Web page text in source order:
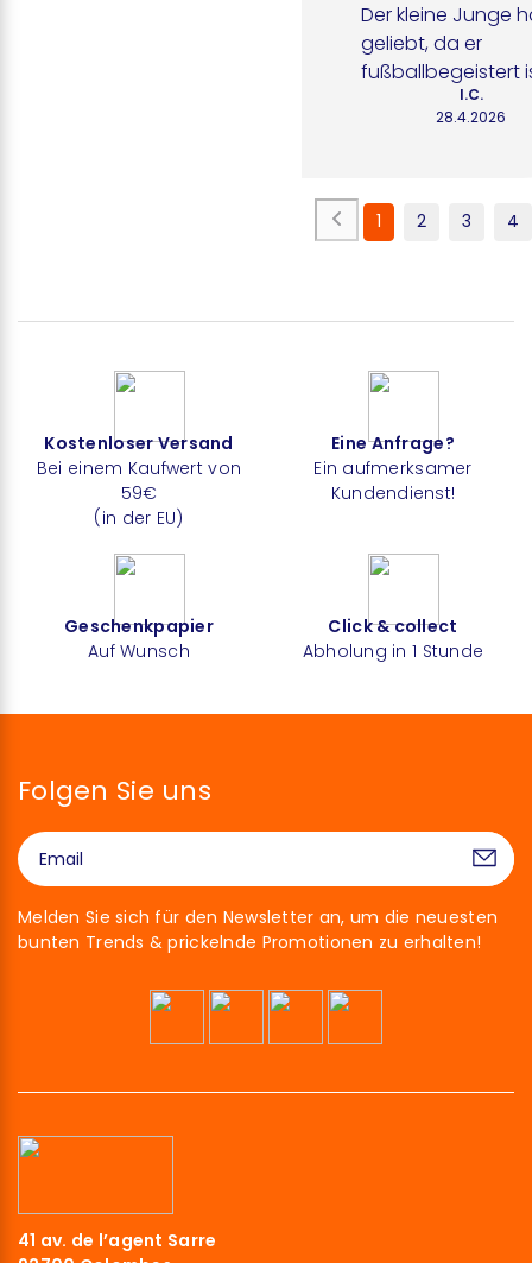
Der kleine Junge
geliebt, da er
fußballbegeistert
28.4.2026
I.C.
1 2 3 4
Kostenloser Versand
Bei einem Kaufwert von
59€
(in der EU)
Eine Anfrage?
Ein aufmerksamer
Kundendienst!
Geschenkpapier
Auf Wunsch
Click & collect
Abholung in 1 Stunde
Folgen Sie uns
Melden Sie sich für den Newsletter an, um die neuesten
bunten Trends & prickelnde Promotionen zu erhalten!
41 av. de l’agent Sarre